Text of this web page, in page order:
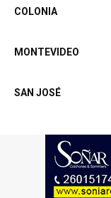
COLONIA
MONTEVIDEO
SAN JOSÉ